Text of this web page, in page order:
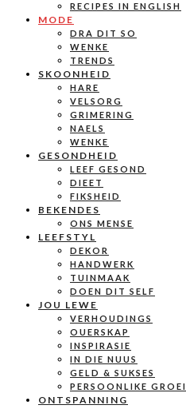
RECIPES IN ENGLISH
MODE
DRA DIT SO
WENKE
TRENDS
SKOONHEID
HARE
VELSORG
GRIMERING
NAELS
WENKE
GESONDHEID
LEEF GESOND
DIEET
FIKSHEID
BEKENDES
ONS MENSE
LEEFSTYL
DEKOR
HANDWERK
TUINMAAK
DOEN DIT SELF
JOU LEWE
VERHOUDINGS
OUERSKAP
INSPIRASIE
IN DIE NUUS
GELD & SUKSES
PERSOONLIKE GROEI
ONTSPANNING